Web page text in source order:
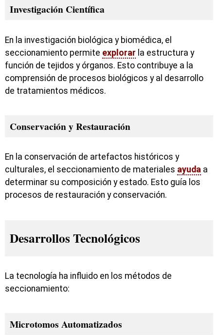
Investigación Científica
En la investigación biológica y biomédica, el
seccionamiento permite explorar la estructura y
función de tejidos y órganos. Esto contribuye a la
comprensión de procesos biológicos y al desarrollo
de tratamientos médicos.
Conservación y Restauración
En la conservación de artefactos históricos y
culturales, el seccionamiento de materiales ayuda a
determinar su composición y estado. Esto guía los
procesos de restauración y conservación.
Desarrollos Tecnológicos
La tecnología ha influido en los métodos de
seccionamiento:
Microtomos Automatizados